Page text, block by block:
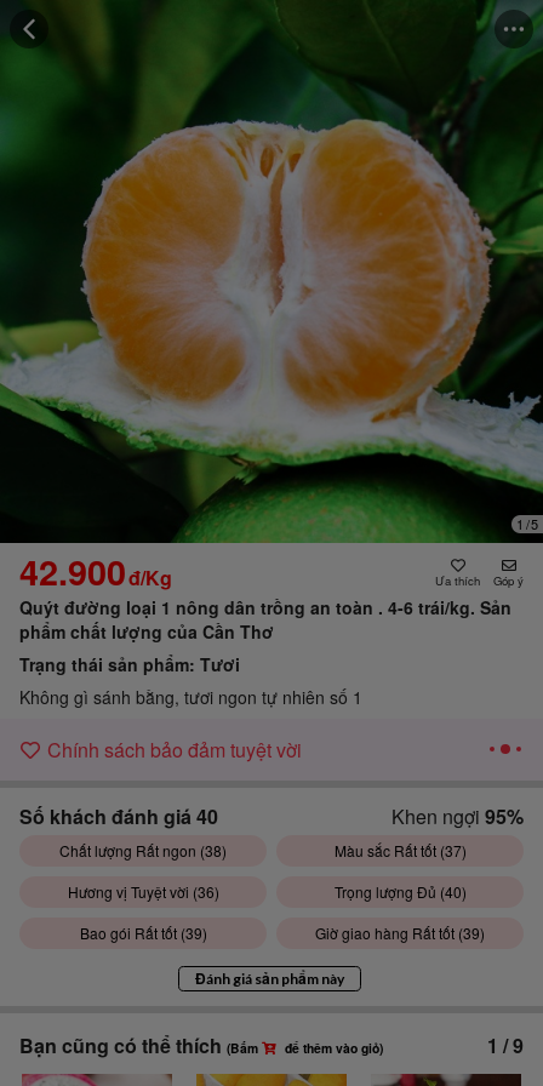
1 /5
Những người đã mua cảm thấy"Hương vị tuyệt vời"
Những người đã mua đánh giá
"Trọng lượng đủ"
42.900đ/Kg Góp ý
Quýt đường loại 1 nông dân trồng an toàn . 4-6 trái/kg. Sản
phẩm chất lượng của Cần Thơ
Trạng thái sản phẩm: Tươi
Không gì sánh bằng, tươi ngon tự nhiên số 1
Chính sách bảo đảm tuyệt vời
Số khách đánh giá 40 Khen ngợi 95%
Chất lượng Rất ngon (38) Màu sắc Rất tốt (37)
Hương vị Tuyệt vời (36) Trọng lượng Đủ (40)
Bao gói Rất tốt (39) Giờ giao hàng Rất tốt (39)
Đánh giá sản phẩm này
Bạn cũng có thể thích (Bấm để thêm vào giỏ) 1 /9